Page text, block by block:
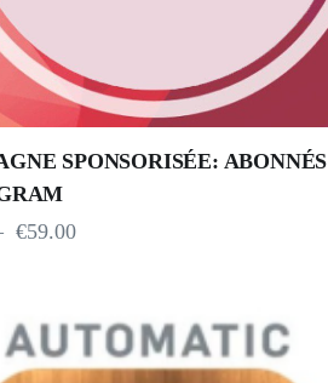
SPONSORISÉE: ABONNÉS
€59.00